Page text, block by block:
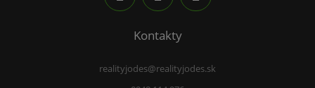
Kontakty
realityjodes@realityjodes.sk